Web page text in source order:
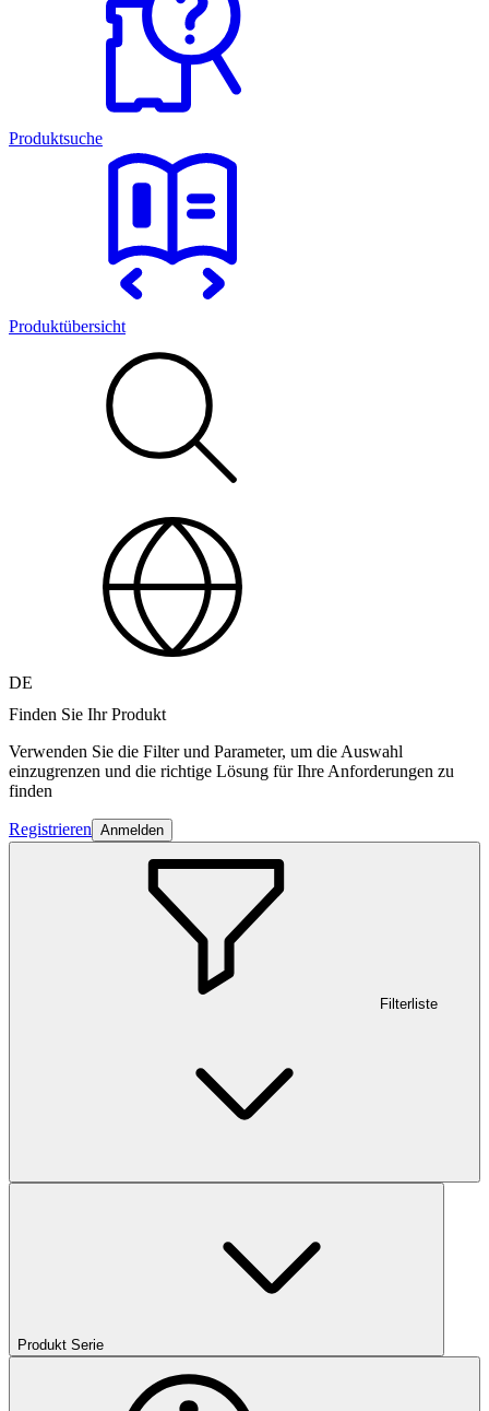
Produktsuche
Produktübersicht
DE
Finden Sie Ihr Produkt
Verwenden Sie die Filter und Parameter, um die Auswahl
einzugrenzen und die richtige Lösung für Ihre Anforderungen zu
finden
Registrieren Anmelden
Filterliste
Produkt Serie